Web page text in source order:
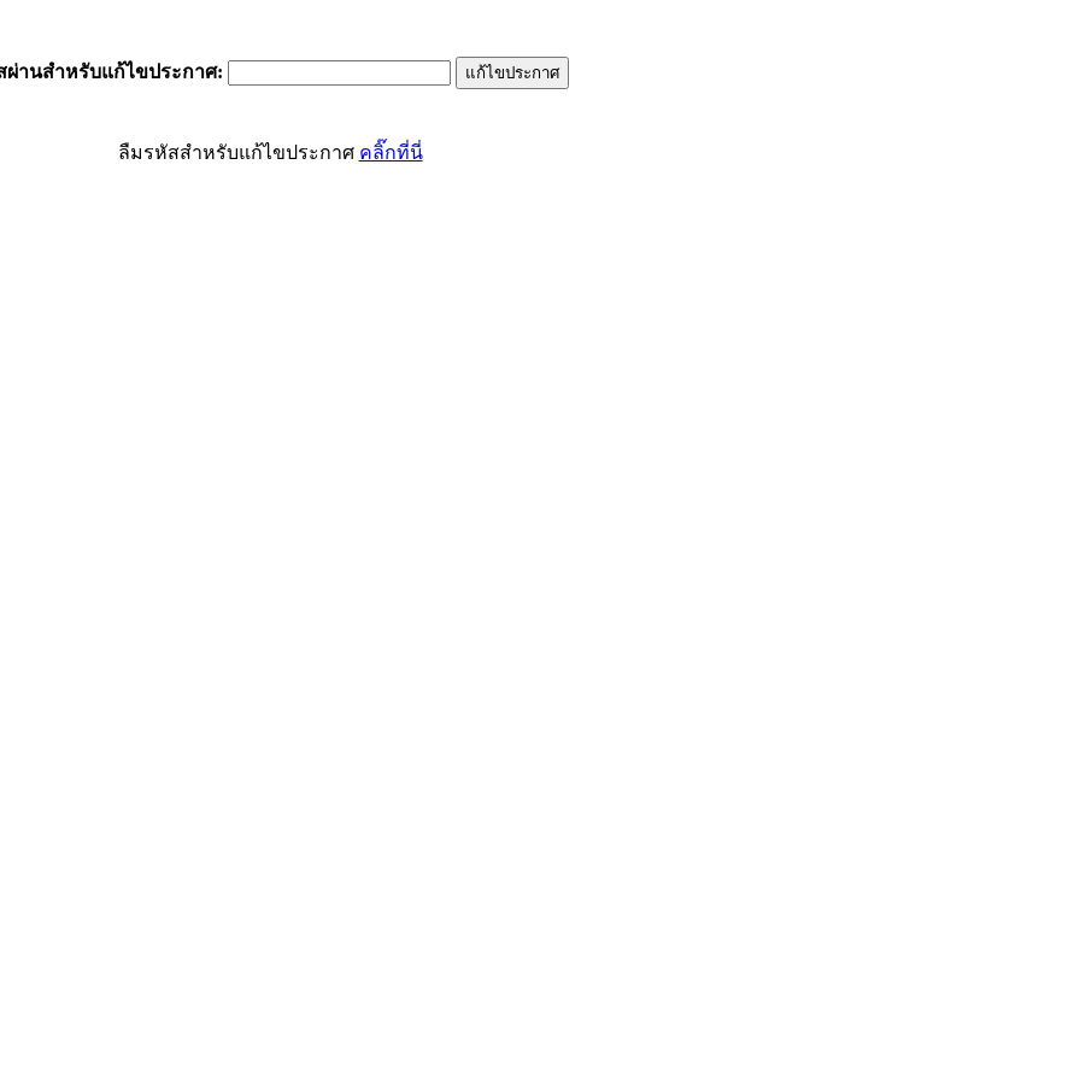
ผ่านสำหรับแก้ไขประกาศ:
ลืมรหัสสำหรับแก้ไขประกาศ คลิ๊กที่นี่